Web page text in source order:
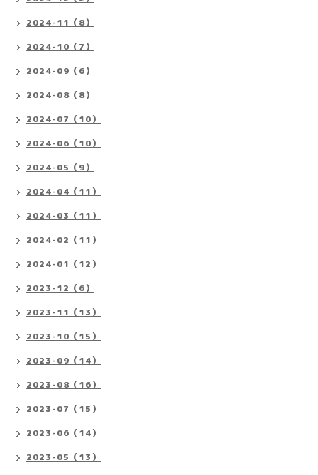
2024-11（8）
2024-10（7）
2024-09（6）
2024-08（8）
2024-07（10）
2024-06（10）
2024-05（9）
2024-04（11）
2024-03（11）
2024-02（11）
2024-01（12）
2023-12（6）
2023-11（13）
2023-10（15）
2023-09（14）
2023-08（16）
2023-07（15）
2023-06（14）
2023-05（13）